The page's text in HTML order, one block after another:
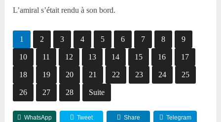
L’amiral s’était rendu à son bord.
1 2 3 4 5 6 7 8 9
10 11 12 13 14 15 16 17
18 19 20 21 22 23 24 25
26 27 28 Suite
WhatsApp Tweet Share Telegram